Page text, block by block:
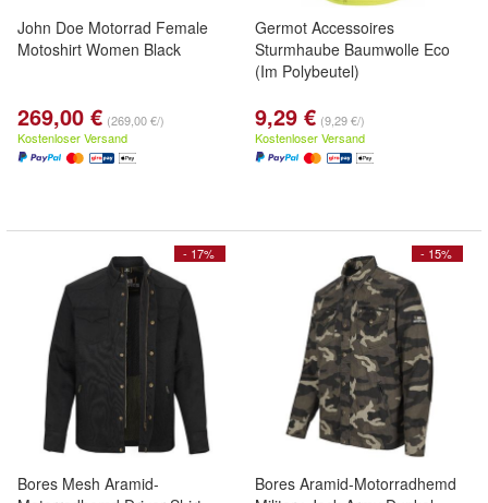
John Doe Motorrad Female
Motoshirt Women Black
269,00 € (269,00 €/)
Kostenloser Versand
Germot Accessoires
Sturmhaube Baumwolle Eco
(Im Polybeutel)
9,29 € (9,29 €/)
Kostenloser Versand
- 17%
Bores Mesh Aramid-
- 15%
Bores Aramid-Motorradhemd